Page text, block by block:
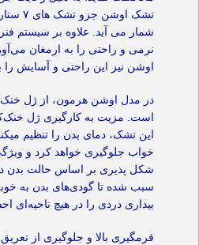
تشک
شمار می آید. علاوه بر سیستم
نرمی و راحتی را به ارمغان
اوشن نیز این راحتی و آسایش را
در مدل اوشن هرمون، از ژل
است. مزیت به کارگیری ژل
این تشک، دمای بدن را تنظیم
خواب جلوگیری خواهد کرد و
شکل پذیری بر اساس حالت بدن
سبب شده تا گودی‌های بدن به
بیداری دردی را در هیچ ناحیه‌ای
فرمگیری بالا و جلوگیری از